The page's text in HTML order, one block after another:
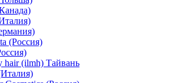
(Россия)
hair (ilmh) Тайвань